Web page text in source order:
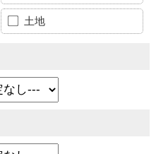
土地